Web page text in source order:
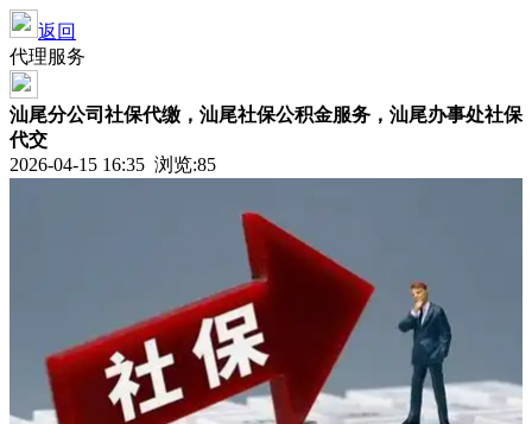
返回
代理服务
汕尾分公司社保代缴，汕尾社保公积金服务，汕尾办事处社保
代交
2026-04-15 16:35 浏览:85